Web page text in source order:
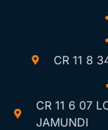
CR 11 8
CR 11 6 07
JAMUNDI